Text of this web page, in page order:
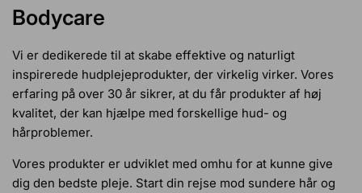
Bodycare
Vi er dedikerede til at skabe effektive og naturligt
inspirerede hudplejeprodukter, der virkelig virker. Vores
erfaring på over 30 år sikrer, at du får produkter af høj
kvalitet, der kan hjælpe med forskellige hud- og
hårproblemer.
Vores produkter er udviklet med omhu for at kunne give
dig den bedste pleje. Start din rejse mod sundere hår og